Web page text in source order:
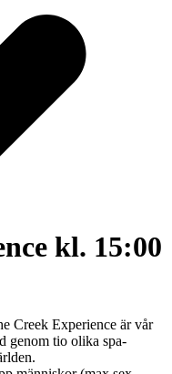
kl. 15:00
Creek Experience är vår
genom tio olika spa-